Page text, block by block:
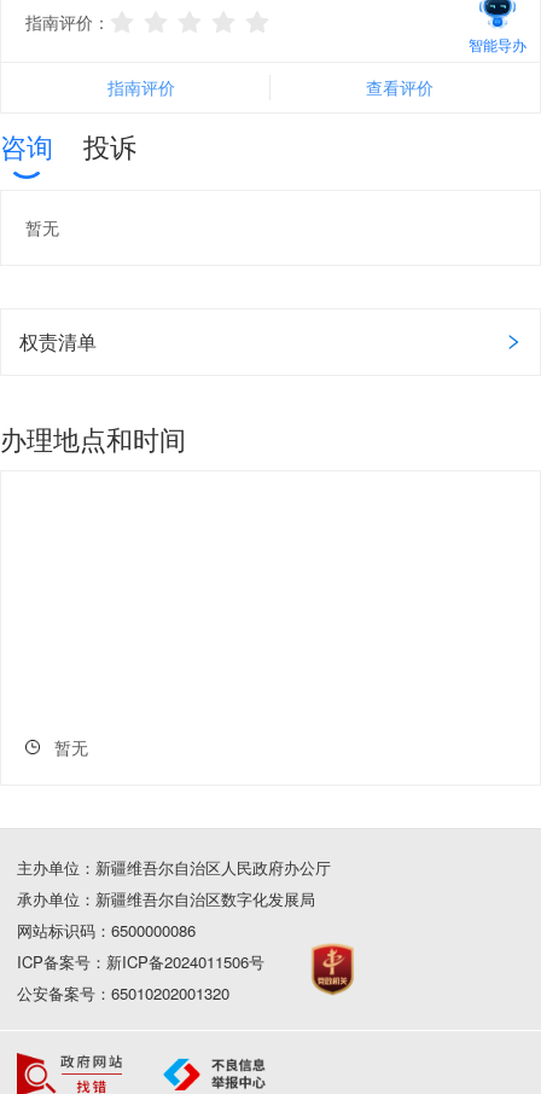
智能导办
指南评价：
指南评价 查看评价
咨询 投诉
暂无
权责清单
办理地点和时间
暂无
主办单位：新疆维吾尔自治区人民政府办公厅
承办单位：新疆维吾尔自治区数字化发展局
网站标识码：6500000086
ICP备案号：新ICP备2024011506号
公安备案号：65010202001320